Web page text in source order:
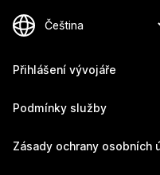
Přihlášení vývojáře
Podmínky služby
Zásady ochrany osobních